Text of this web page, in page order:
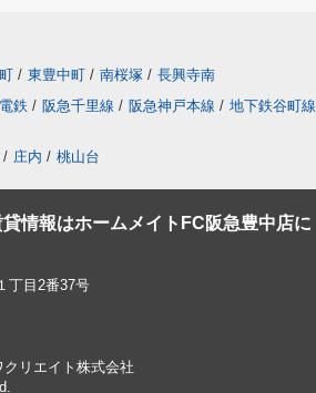
/ 東豊中町 / 南桜塚 / 長興寺南
鉄 / 阪急千里線 / 阪急神戸本線 / 地下鉄谷町線
/ 庄内 / 桃山台
情報はホームメイトFC阪急豊中店に
丁目2番37号
リエイト株式会社